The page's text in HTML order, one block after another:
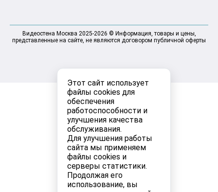
Этот сайт использует
файлы cookies для
обеспечения
работоспособности и
улучшения качества
обслуживания.
Для улучшения работы
сайта мы применяем
файлы cookies и
серверы статистики.
Продолжая его
использование, вы
Видеостена Москва 2025-2026 © Информация, товары и цены,
представленные на сайте, не являются договором публичной оферты